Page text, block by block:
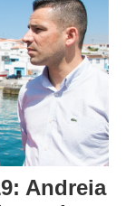
Andreia